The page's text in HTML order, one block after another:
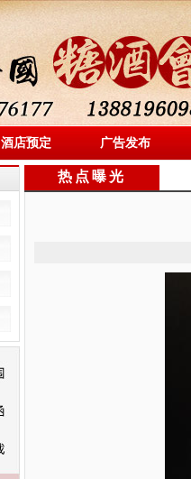
酒店预定 广告发布
热点曝光